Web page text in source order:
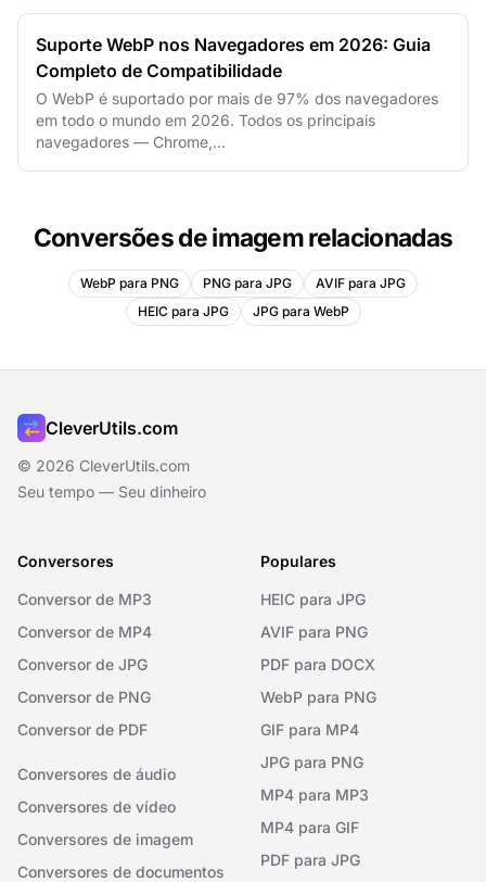
Suporte WebP nos Navegadores em 2026: Guia
Completo de Compatibilidade
O WebP é suportado por mais de 97% dos navegadores
em todo o mundo em 2026. Todos os principais
navegadores — Chrome,...
Conversões de imagem relacionadas
WebP para PNG PNG para JPG
AVIF para JPG
HEIC para JPG
JPG para WebP
CleverUtils.com
© 2026 CleverUtils.com
Seu tempo — Seu dinheiro
Conversores
Conversor de MP3
Conversor de MP4
Conversor de JPG
Conversor de PNG
Conversor de PDF
Conversores de áudio
Conversores de vídeo
Conversores de imagem
Conversores de documentos
Populares
HEIC para JPG
AVIF para PNG
PDF para DOCX
WebP para PNG
GIF para MP4
JPG para PNG
MP4 para MP3
MP4 para GIF
PDF para JPG